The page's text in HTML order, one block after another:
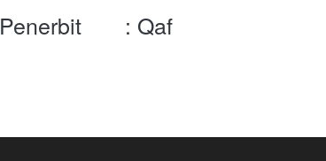
Penerbit       : Qaf